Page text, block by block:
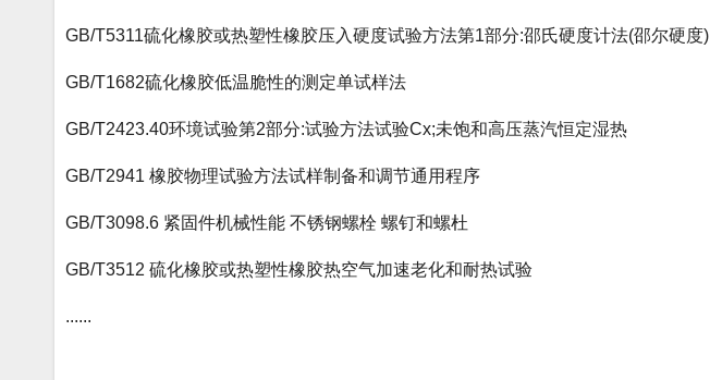
GB/T5311硫化橡胶或热塑性橡胶压入硬度试验方法第1部分:邵氏硬度计法(邵尔硬度)
GB/T1682硫化橡胶低温脆性的测定单试样法
GB/T2423.40环境试验第2部分:试验方法试验Cx;未饱和高压蒸汽恒定湿热
GB/T2941 橡胶物理试验方法试样制备和调节通用程序
GB/T3098.6 紧固件机械性能 不锈钢螺栓 螺钉和螺杜
GB/T3512 硫化橡胶或热塑性橡胶热空气加速老化和耐热试验
......